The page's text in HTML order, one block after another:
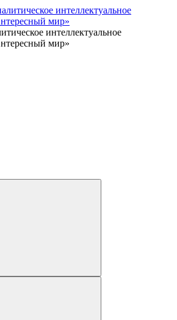
интеллектуальное
мир»